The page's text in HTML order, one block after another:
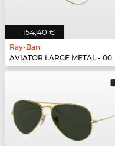
154,40 €
Ray-Ban
AVIATOR LARGE METAL - 001/5F